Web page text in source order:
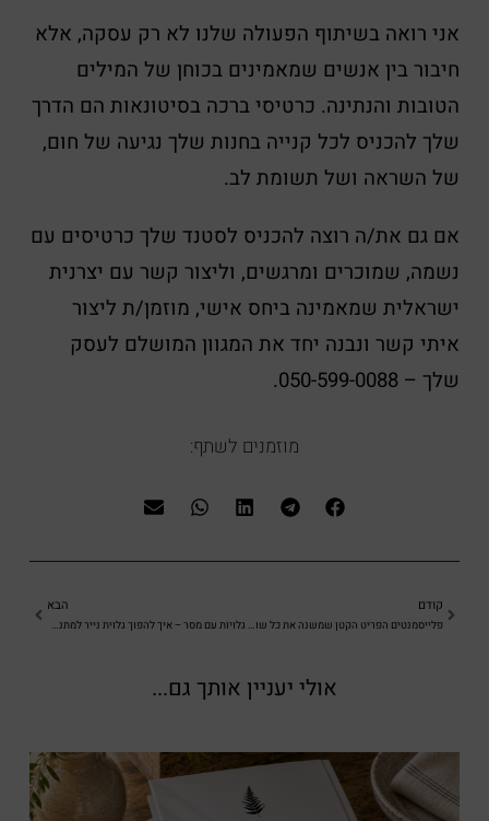
אני רואה בשיתוף הפעולה שלנו לא רק עסקה, אלא
חיבור בין אנשים שמאמינים בכוחן של המילים
הטובות והנתינה. כרטיסי ברכה בסיטונאות הם הדרך
שלך להכניס לכל קנייה בחנות שלך נגיעה של חום,
של השראה ושל תשומת לב.
אם גם את/ה רוצה להכניס לסטנד שלך כרטיסים עם
נשמה, שמוכרים ומרגשים, וליצור קשר עם יצרנית
ישראלית שמאמינה ביחס אישי, מוזמן/ת ליצור
איתי קשר ונבנה יחד את המגוון המושלם לעסק
שלך – 050-599-0088.
מוזמנים לשתף:
קודם
פלייסמנטים הפריט הקטן שמשנה את כל שולחן האירוח
הבא
גלויות עם מסר – איך להפוך גלוית נייר למתנה בלתי נשכחת
אולי יעניין אותך גם...